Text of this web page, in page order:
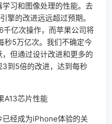
习和图像处理的性能。去
擎的改进远远超过预期。
千亿次操作，而苹果公司将
秒5万亿次。我们不确定今
但通过设计改进和更多的
到5倍的改进，达到每秒
经成为iPhone体验的关